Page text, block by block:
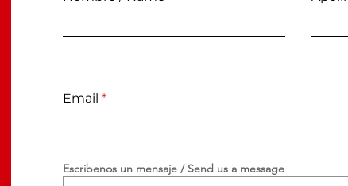
Email
Escribenos un mensaje / Send us a message